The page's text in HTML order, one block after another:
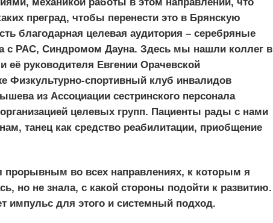
механикой работы в этом направлении, что
преград, чтобы перенести это в Брянскую
благодарная целевая аудитория – серебряные
с РАС, Синдромом Дауна. Здесь мы нашли коллег в
её руководителя Евгении Орачевской
Физкультурно-спортивный клуб инвалидов
из Ассоциации сестринского персонала
целевых групп. Пациенты рады с нами
танец как средство реабилитации, приобщение
прорывным во всех направлениях, к которым я
но не знала, с какой стороны подойти к развитию.
импульс для этого и системный подход.